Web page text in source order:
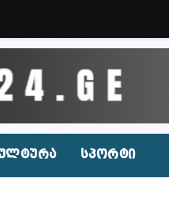
პატიმრობას
შექმნილი
– ეკა კუპატაძე
საკანში
ნაცვლად ცხენის ხორცი
სპორტი